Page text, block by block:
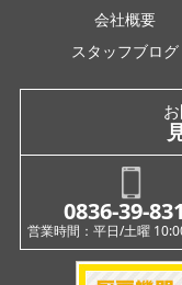
会社概要
スタッフブログ
0836-39-
営業時間：平日/土曜